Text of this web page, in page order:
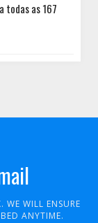
todas as 167
WE WILL ENSURE
ANYTIME.